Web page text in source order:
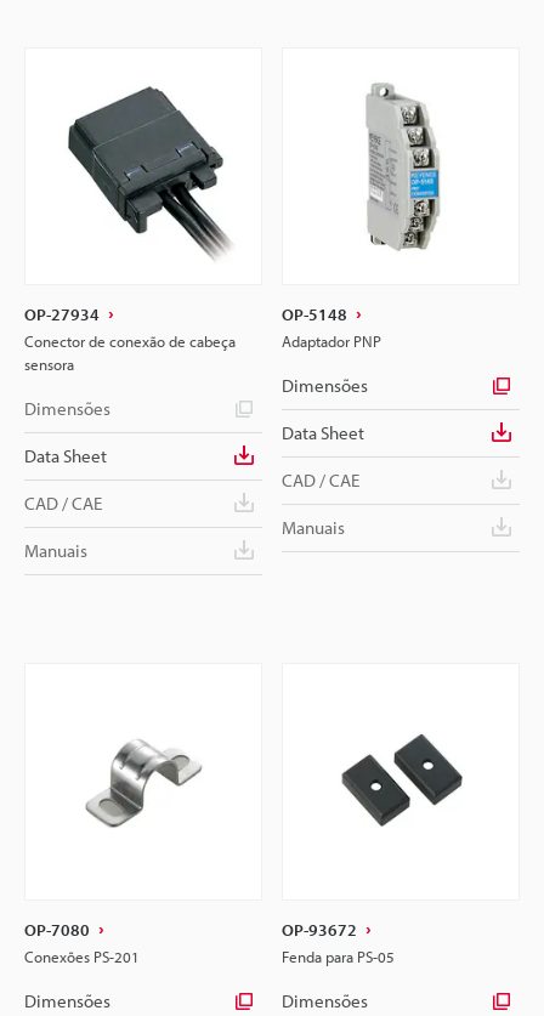
OP-27934
Conector de conexão de cabeça
sensora
Dimensões
Data Sheet
CAD / CAE
Manuais
OP-5148
Adaptador PNP
Dimensões
Data Sheet
CAD / CAE
Manuais
OP-7080
Conexões PS-201
Dimensões
OP-93672
Fenda para PS-05
Dimensões